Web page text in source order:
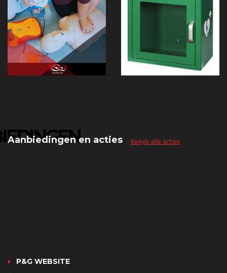
Aanbiedingen en acties Bekijk alle acties
P&G WEBSITE